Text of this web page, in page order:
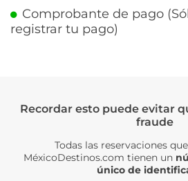
Comprobante de pago
registrar tu pago)
Recordar esto puede evitar
fraude
Todas las reservaciones
MéxicoDestinos.com tienen un
único de